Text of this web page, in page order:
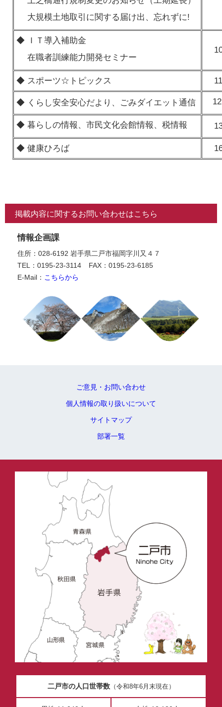
大規模土地取引に関する届け出、忘れずに!
◆ ＩＴ導入補助金
在職者訓練能力開発セミナー
◆ スポーツ☆トピックス 11
◆ くらし安全安心だより、ごみダイエット通信 12
◆ 暮らしの情報、市民文化会館情報、税情報
◆ 健康ひろば
掲載内容に関するお問い合わせはこちら
情報企画課
住所：028-6192 岩手県二戸市福岡字川又４７
TEL：0195-23-3114
FAX：0195-23-6185
E-Mail： こちらから
ご意見・お問い合わせ
個人情報の取り扱いについて
サイトマップ
部署一覧
二戸市の人口世帯数（令和8年6月末現在）